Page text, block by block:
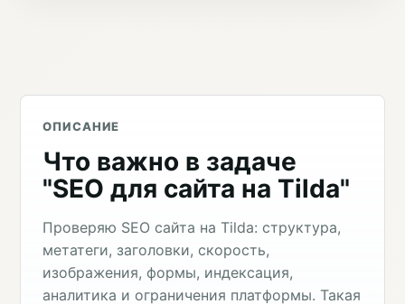
ОПИСАНИЕ
Что важно в задаче
"SEO для сайта на Tilda"
Проверяю SEO сайта на Tilda: структура,
метатеги, заголовки, скорость,
изображения, формы, индексация,
аналитика и ограничения платформы. Такая